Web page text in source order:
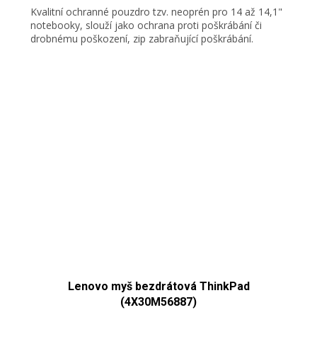
Kvalitní ochranné pouzdro tzv. neoprén pro 14 až 14,1"
notebooky, slouží jako ochrana proti poškrábání či
drobnému poškození, zip zabraňující poškrábání.
Lenovo myš bezdrátová ThinkPad
(4X30M56887)